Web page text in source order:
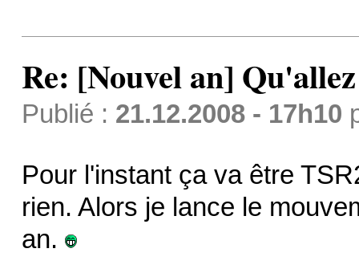
Re: [Nouvel an]
Publié : 21.12.2008 - 17h10
Pour l'instant ça va être
rien. Alors je lance le
an.